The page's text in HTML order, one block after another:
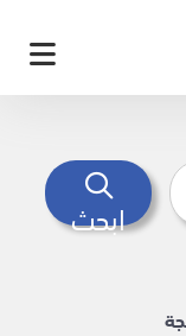
ابحث